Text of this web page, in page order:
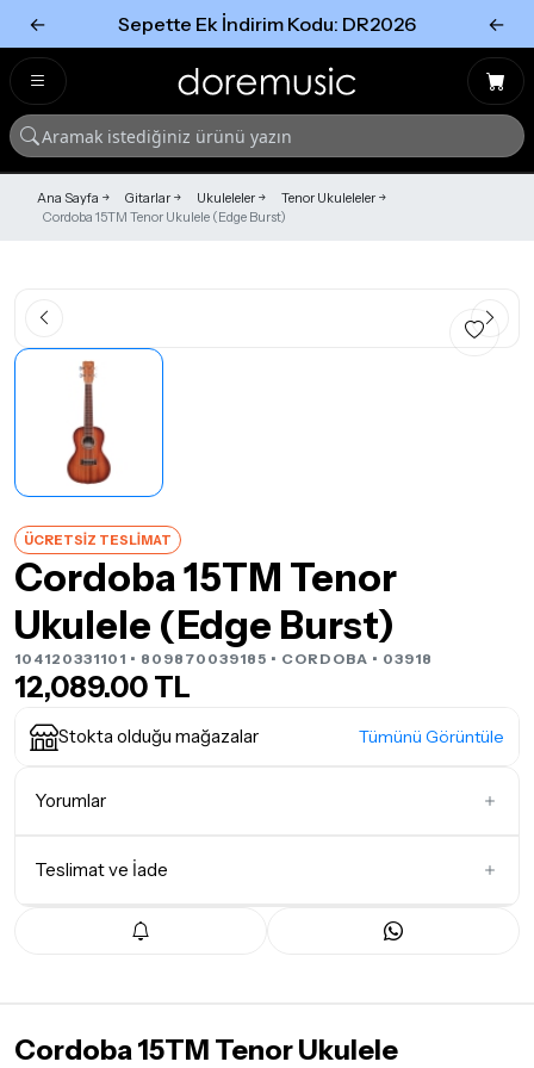
← Sepette Ek İndirim Kodu: DR2026 ←
Ana Sayfa Gitarlar Ukuleleler
Tenor Ukuleleler
Cordoba 15TM Tenor Ukulele (Edge Burst)
ÜCRETSİZ TESLİMAT
Cordoba 15TM Tenor
Ukulele (Edge Burst)
104120331101 • 809870039185 • CORDOBA • 03918
12,089.00 TL
Stokta olduğu mağazalar Tümünü Görüntüle
Yorumlar
Teslimat ve İade
Teslimat Koşulları
tatil günlerinde teslimat yapılamamaktadır.
Cordoba 15TM Tenor Ukulele
Tümünü Gör
Tümünü gör